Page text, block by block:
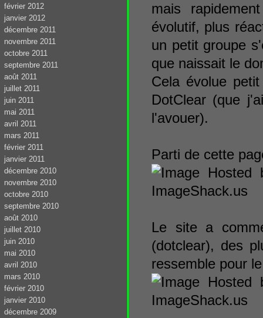
mais
évolutif, plus
un petit groupe
que naissait le
Cela évolue
DotClear (que
l'avouer).
Parti de cette
Le site a
(dotclear), des
ressemble pour
février 2012
janvier 2012
décembre 2011
novembre 2011
octobre 2011
septembre 2011
août 2011
juillet 2011
juin 2011
mai 2011
avril 2011
mars 2011
février 2011
janvier 2011
décembre 2010
novembre 2010
octobre 2010
septembre 2010
août 2010
juillet 2010
juin 2010
mai 2010
avril 2010
mars 2010
février 2010
janvier 2010
décembre 2009